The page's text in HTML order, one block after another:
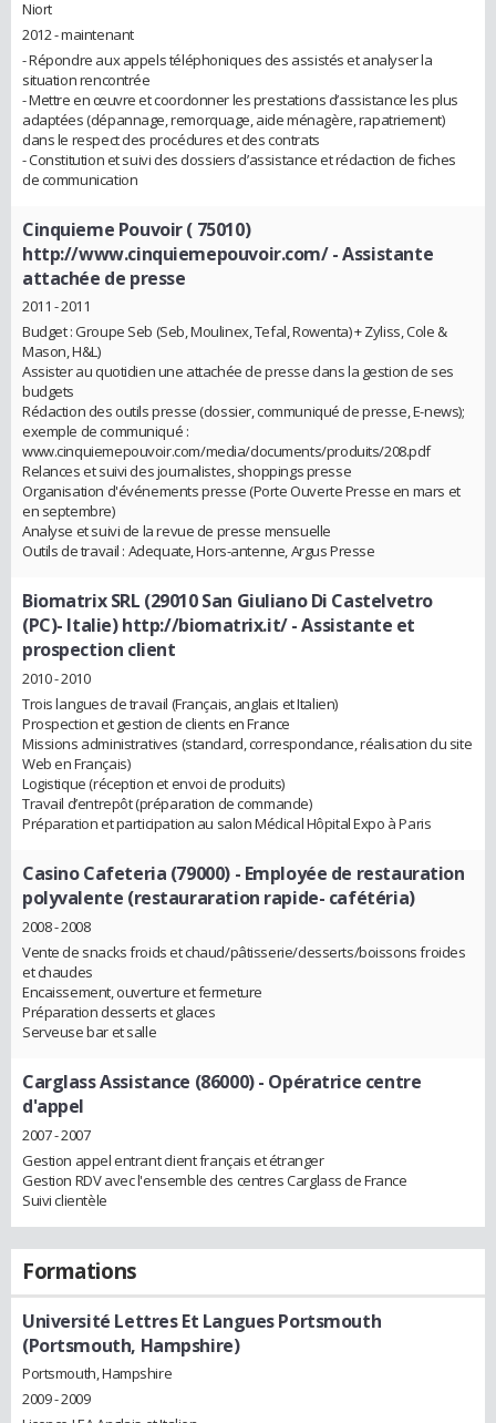
Niort
2012 - maintenant
- Répondre aux appels téléphoniques des assistés et analyser la
situation rencontrée
- Mettre en œuvre et coordonner les prestations d’assistance les plus
adaptées (dépannage, remorquage, aide ménagère, rapatriement)
dans le respect des procédures et des contrats
- Constitution et suivi des dossiers d’assistance et rédaction de fiches
de communication
Cinquieme Pouvoir ( 75010)
http://www.cinquiemepouvoir.com/- Assistante
attachée de presse
2011 - 2011
Budget : Groupe Seb (Seb, Moulinex, Tefal, Rowenta) + Zyliss, Cole &
Mason, H&L)
Assister au quotidien une attachée de presse dans la gestion de ses
budgets
Rédaction des outils presse (dossier, communiqué de presse, E-news);
exemple de communiqué :
www.cinquiemepouvoir.com/media/documents/produits/208.pdf
Relances et suivi des journalistes, shoppings presse
Organisation d'événements presse (Porte Ouverte Presse en mars et
en septembre)
Analyse et suivi de la revue de presse mensuelle
Outils de travail : Adequate, Hors-antenne, Argus Presse
Biomatrix SRL (29010 San Giuliano Di Castelvetro
(PC)- Italie) http://biomatrix.it/- Assistante et
prospection client
2010 - 2010
Trois langues de travail (Français, anglais et Italien)
Prospection et gestion de clients en France
Missions administratives (standard, correspondance, réalisation du site
Web en Français)
Logistique (réception et envoi de produits)
Travail d’entrepôt (préparation de commande)
Préparation et participation au salon Médical Hôpital Expo à Paris
Casino Cafeteria (79000)- Employée de restauration
polyvalente (restauraration rapide- cafétéria)
2008 - 2008
Vente de snacks froids et chaud/pâtisserie/desserts/boissons froides
et chaudes
Encaissement, ouverture et fermeture
Préparation desserts et glaces
Serveuse bar et salle
Carglass Assistance (86000)- Opératrice centre
d'appel
2007 - 2007
Gestion appel entrant client français et étranger
Gestion RDV avec l'ensemble des centres Carglass de France
Suivi clientèle
Formations
Université Lettres Et Langues Portsmouth
(Portsmouth, Hampshire)
Portsmouth, Hampshire
2009 - 2009